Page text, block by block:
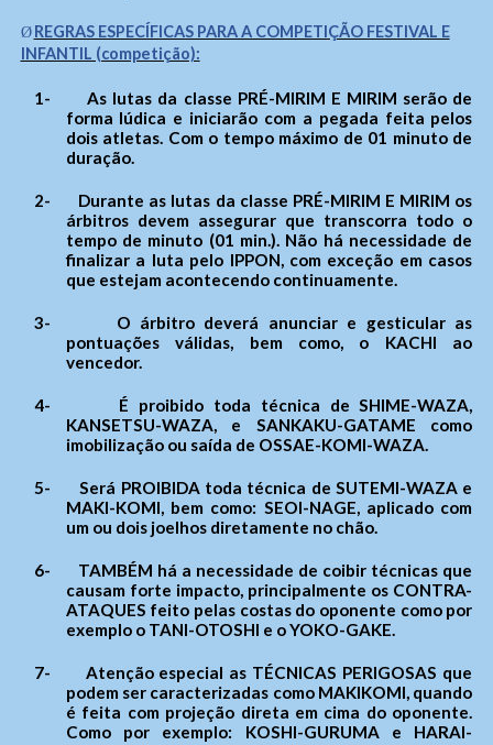
Ø REGRAS ESPECÍFICAS PARA A COMPETIÇÃO FESTIVAL E
INFANTIL (competição):
1-
As lutas da classe PRÉ-MIRIM E MIRIM serão de
forma lúdica e iniciarão com a pegada feita pelos
dois atletas. Com o tempo máximo de 01 minuto de
duração.
2-
Durante as lutas da classe PRÉ-MIRIM E MIRIM os
árbitros devem assegurar que transcorra todo o
tempo de minuto (01 min.). Não há necessidade de
finalizar a luta pelo IPPON, com exceção em casos
que estejam acontecendo continuamente.
3-
O árbitro deverá anunciar e gesticular as
pontuações válidas, bem como, o KACHI ao
vencedor.
4-
É proibido toda técnica de SHIME-WAZA,
KANSETSU-WAZA, e SANKAKU-GATAME como
imobilização ou saída de OSSAE-KOMI-WAZA.
5-
Será PROIBIDA toda técnica de SUTEMI-WAZA e
MAKI-KOMI, bem como: SEOI-NAGE, aplicado com
um ou dois joelhos diretamente no chão.
6-
TAMBÉM há a necessidade de coibir técnicas que
causam forte impacto, principalmente os CONTRA-
ATAQUES feito pelas costas do oponente como por
exemplo o TANI-OTOSHI e o YOKO-GAKE.
7-
Atenção especial as TÉCNICAS PERIGOSAS que
podem ser caracterizadas como MAKIKOMI, quando
é feita com projeção direta em cima do oponente.
Como por exemplo: KOSHI-GURUMA e HARAI-
Acessibilidade
Tamanho da Fonte
- Letra A > Fonte tamanho normal.
- Letra A+ > Aumenta o tamanho da fonte.
Contatos
Endereço e Contatos
Endereço:Avenida Goiás, nº 1.149 SALA 01 ,
Contatos
Ouvidoria Geral
Webmail
Digite apenas o "usuário" sem @dominio!
Usuário